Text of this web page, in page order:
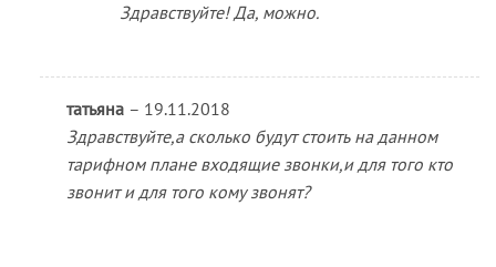
Здравствуйте! Да, можно.
татьяна – 19.11.2018
Здравствуйте,а сколько будут стоить на данном
тарифном плане входящие звонки,и для того кто
звонит и для того кому звонят?